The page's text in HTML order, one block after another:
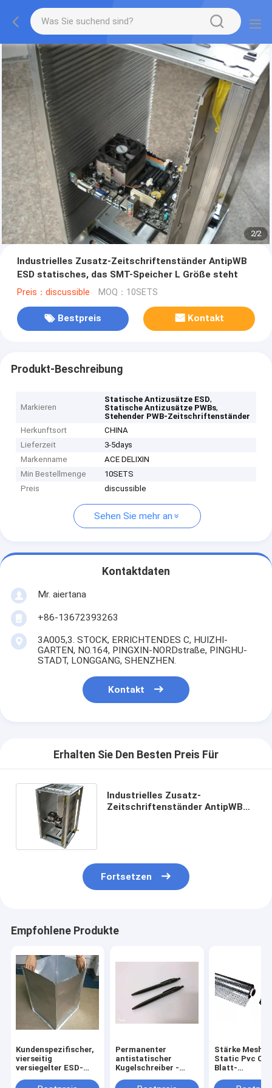
2/2
Industrielles Zusatz-Zeitschriftenständer AntipWB
ESD statisches, das SMT-Speicher L Größe steht
Preis：discussible MOQ：10SETS
Bestpreis Kontakt
Produkt-Beschreibung
Markieren
Statische Antizusätze ESD,
Statische Antizusätze PWBs,
Stehender PWB-Zeitschriftenständer
Herkunftsort
CHINA
Lieferzeit
3-5days
Markenname
ACE DELIXIN
Min Bestellmenge
10SETS
Preis
discussible
Sehen Sie mehr an
Kontaktdaten
Mr. aiertana
+86-13672393263
3A005,3. STOCK, ERRICHTENDES C, HUIZHI-
GARTEN, NO.164, PINGXIN-NORDstraße, PINGHU-
STADT, LONGGANG, SHENZHEN.
Kontakt
Erhalten Sie Den Besten Preis Für
Industrielles Zusatz-
Zeitschriftenständer AntipWB
Fortsetzen
Empfohlene Produkte
Kundenspezifischer,
vierseitig
versiegelter ESD-
feuchtigkeitsbeständig
Permanenter
antistatischer
Kugelschreiber -
Kohlefaser, für
Stärke Mesh
Static Pvc
Blatt-